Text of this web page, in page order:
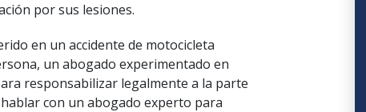
por sus lesiones.
en un accidente de motocicleta
un abogado experimentado en
responsabilizar legalmente a la parte
con un abogado experto para